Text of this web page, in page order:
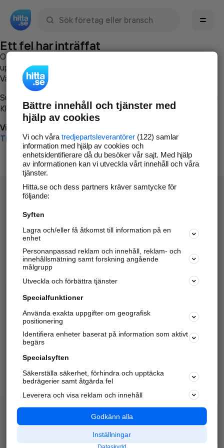
Ett fel har inträffat
Om du vill kan du
uppstod så att vi lättare och snabbare kan avhjälpa det.
Vänligen försök med följande:
Surfa till
Klicka påTillbaka-knappen i webbläsaren och försök igen
Vi beklagar besväret!
Till startsidan
Hitta.se - Gratis nummerupplysning.
Sök företag, personer och platser.
Hitta telefonnummer, adresser, företagsinfo mm.
Marknadsför företaget
Kom igång och annonsera mot
samarbetspartners nära dig.
Alla kategorier
Populära sökningar
API & Kartor
Annonsera
Integritet
Nödnummer
Bättre innehåll och tjänster med
hjälp av cookies
Vi och våra tredjepartsleverantörer(122) samlar
information med hjälp av cookies och
enhetsidentifierare då du besöker vår sajt. Med hjälp
av informationen kan vi utveckla vårt innehåll och våra
tjänster.
Hitta.se och dess partners kräver samtycke för
följande:
Syften
Lagra och/eller få åtkomst till information på en
enhet
Personanpassad reklam och innehåll, reklam- och
innehållsmätning samt forskning angående
målgrupp
Utveckla och förbättra tjänster
Specialfunktioner
Använda exakta uppgifter om geografisk
positionering
Identifiera enheter baserat på information som aktivt
begärs
Specialsyften
Säkerställa säkerhet, förhindra och upptäcka
bedrägerier samt åtgärda fel
Leverera och visa reklam och innehåll
Godkänn alla
Inställningar
Dataskydd